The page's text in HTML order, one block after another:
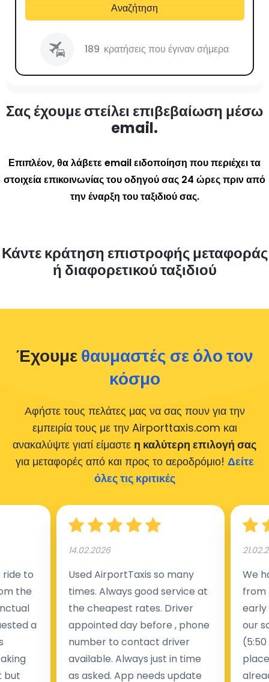
Αναζήτηση
189 κρατήσεις που έγιναν σήμερα
Σας έχουμε στείλει επιβεβαίωση μέσω
email.
Επιπλέον, θα λάβετε email ειδοποίηση που περιέχει τα
στοιχεία επικοινωνίας του οδηγού σας 24 ώρες πριν από
την έναρξη του ταξιδιού σας.
Κάντε κράτηση επιστροφής μεταφοράς
ή διαφορετικού ταξιδιού
Έχουμεθαυμαστές σε όλο τον
κόσμο
Αφήστε τους πελάτες μας να σας πουν για την
εμπειρία τους με την Airporttaxis.com και
ανακαλύψτε γιατί είμαστε η καλύτερη επιλογή σας
για μεταφορές από και προς το αεροδρόμιο! Δείτε
όλες τις κριτικές
to
the
a
but
14.02.2026
Used AirportTaxis so many
times. Always good service at
the cheapest rates. Driver
appointed day before , phone
number to contact driver
available. Always just in time
as asked. App needs update
We
from
early
our